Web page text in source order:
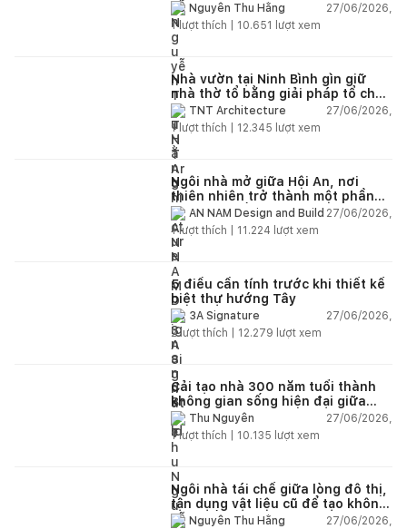
Nguyễn Thu Hằng
27/06/2026,
1lượt thích | 10.651 lượt xem
Nhà vườn tại Ninh Bình gìn giữ
nhà thờ tổ bằng giải pháp tổ chức
lại không gian
TNT Architecture
27/06/2026,
1lượt thích | 12.345 lượt xem
Ngôi nhà mở giữa Hội An, nơi
thiên nhiên trở thành một phần
của cuộc sống
AN NAM Design and Build 27/06/2026,
1lượt thích | 11.224 lượt xem
5 điều cần tính trước khi thiết kế
biệt thự hướng Tây
3A Signature
27/06/2026,
2lượt thích | 12.279 lượt xem
Cải tạo nhà 300 năm tuổi thành
không gian sống hiện đại giữa
thiên nhiên
Thu Nguyễn
27/06/2026,
1lượt thích | 10.135 lượt xem
Ngôi nhà tái chế giữa lòng đô thị,
tận dụng vật liệu cũ để tạo không
gian sống linh hoạt
Nguyễn Thu Hằng
27/06/2026,